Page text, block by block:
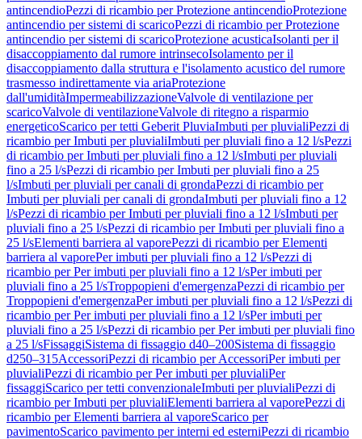
antincendioPezzi di ricambio per Protezione antincendioProtezione
antincendio per sistemi di scaricoPezzi di ricambio per Protezione
antincendio per sistemi di scaricoProtezione acusticaIsolanti per il
disaccoppiamento dal rumore intrinsecoIsolamento per il
disaccoppiamento dalla struttura e l'isolamento acustico del rumore
trasmesso indirettamente via ariaProtezione
dall'umiditàImpermeabilizzazioneValvole di ventilazione per
scaricoValvole di ventilazioneValvole di ritegno a risparmio
energeticoScarico per tetti Geberit PluviaImbuti per pluvialiPezzi di
ricambio per Imbuti per pluvialiImbuti per pluviali fino a 12 l/sPezzi
di ricambio per Imbuti per pluviali fino a 12 l/sImbuti per pluviali
fino a 25 l/sPezzi di ricambio per Imbuti per pluviali fino a 25
l/sImbuti per pluviali per canali di grondaPezzi di ricambio per
Imbuti per pluviali per canali di grondaImbuti per pluviali fino a 12
l/sPezzi di ricambio per Imbuti per pluviali fino a 12 l/sImbuti per
pluviali fino a 25 l/sPezzi di ricambio per Imbuti per pluviali fino a
25 l/sElementi barriera al vaporePezzi di ricambio per Elementi
barriera al vaporePer imbuti per pluviali fino a 12 l/sPezzi di
ricambio per Per imbuti per pluviali fino a 12 l/sPer imbuti per
pluviali fino a 25 l/sTroppopieni d'emergenzaPezzi di ricambio per
Troppopieni d'emergenzaPer imbuti per pluviali fino a 12 l/sPezzi di
ricambio per Per imbuti per pluviali fino a 12 l/sPer imbuti per
pluviali fino a 25 l/sPezzi di ricambio per Per imbuti per pluviali fino
a 25 l/sFissaggiSistema di fissaggio d40–200Sistema di fissaggio
d250–315AccessoriPezzi di ricambio per AccessoriPer imbuti per
pluvialiPezzi di ricambio per Per imbuti per pluvialiPer
fissaggiScarico per tetti convenzionaleImbuti per pluvialiPezzi di
ricambio per Imbuti per pluvialiElementi barriera al vaporePezzi di
ricambio per Elementi barriera al vaporeScarico per
pavimentoScarico pavimento per interni ed esterniPezzi di ricambio